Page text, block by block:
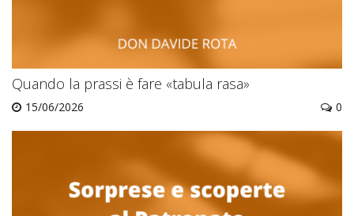
Quando la prassi è fare «tabula rasa»
15/06/2026 0